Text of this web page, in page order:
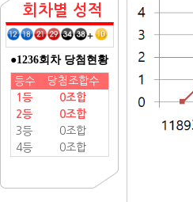
회차별 성적
+
●1236회차 당첨현황
등수
당첨조합수
1등
0조합
2등
0조합
3등
0조합
4등
0조합